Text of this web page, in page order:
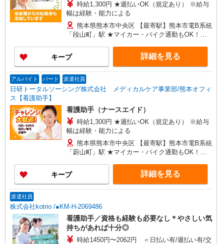
時給1,300円 ★週払いOK（規定あり） ※給与
幅は経験・能力による
熊本県熊本市中央区 【最寄駅】熊本市電B系統
「段山町」駅 ★マイカー・バイク通勤もOK！
キープ 詳細を見る
アルバイト パート 派遣社員
日研トータルソーシング株式会社 メディカルケア事業部/熊本オフィ
ス【看護助手】
看護助手（ナースエイド）
時給1,300円 ★週払いOK（規定あり） ※給与
幅は経験・能力による
熊本県熊本市中央区 【最寄駅】熊本市電B系統
「蔚山町」駅 ★マイカー・バイク通勤もOK！
キープ 詳細を見る
派遣社員
株式会社kotrio /●KM-H-2069486
看護助手／資格も経験も必要なし＊やさしい気
持ちがあれば十分◎
時給1450円〜2062円 ＜日払い有/週払い有/交